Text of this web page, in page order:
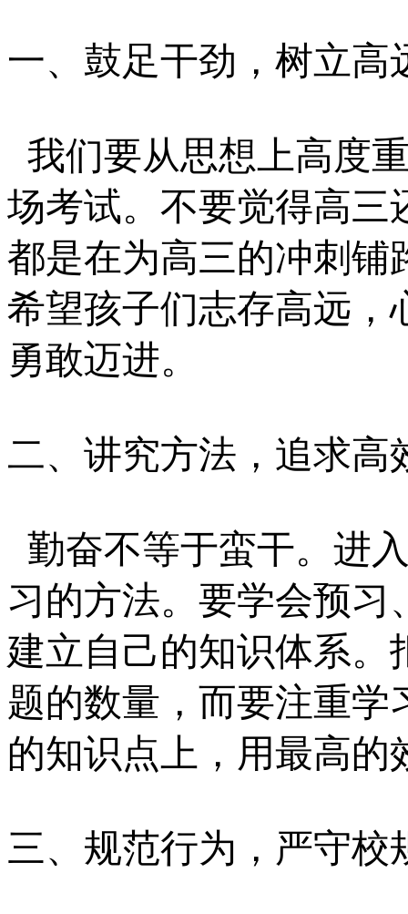
一、鼓足干劲，树立高
我们要从思想上高度
场考试。不要觉得高三
都是在为高三的冲刺铺
希望孩子们志存高远，
勇敢迈进。
二、讲究方法，追求高
勤奋不等于蛮干。进
习的方法。要学会预习
建立自己的知识体系。
题的数量，而要注重学
的知识点上，用最高的
三、规范行为，严守校